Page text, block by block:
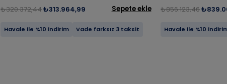
₺320.372,44₺313.964,99 Sepete ekle
Havale ile %10 indirim Vade farksız 3 taksit
₺856.123,46
Havale ile %10